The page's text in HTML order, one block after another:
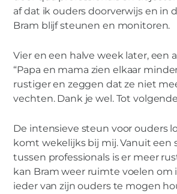
af dat ik ouders doorverwijs en in
Bram blijf steunen en monitoren.
Vier en een halve week later, een
“Papa en mama zien elkaar
rustiger en zeggen dat ze niet
vechten. Dank je wel. Tot
De intensieve steun voor ouders
komt wekelijks bij mij. Vanuit een
tussen professionals is er meer
kan Bram weer ruimte voelen om
ieder van zijn ouders te mogen